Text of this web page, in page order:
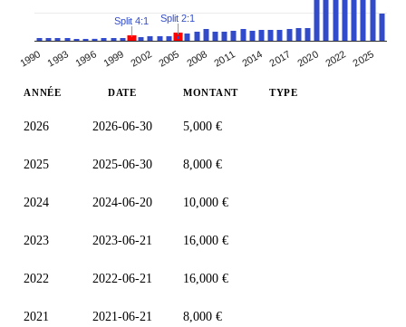
1990 1993 1996 1999 2002 2005 2008 2011 2014 2017 2020 2022 2025
Split 4:1 Split 2:1
ANNÉE DATE MONTANT TYPE
2026 2026-06-30 5,000 €
2025 2025-06-30 8,000 €
2024 2024-06-20 10,000 €
2023 2023-06-21 16,000 €
2022 2022-06-21 16,000 €
2021 2021-06-21 8,000 €